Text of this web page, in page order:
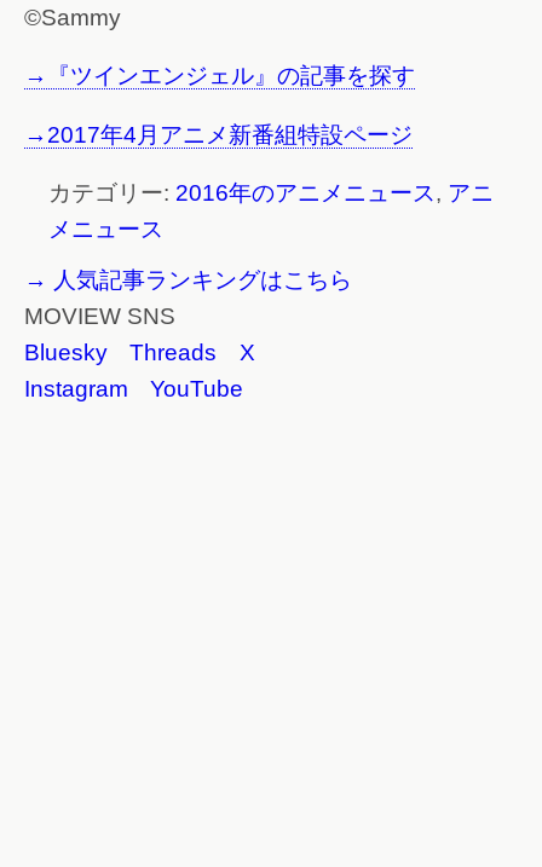
©Sammy
→『ツインエンジェル』の記事を探す
→2017年4月アニメ新番組特設ページ
カテゴリー: 2016年のアニメニュース, アニ
メニュース
→ 人気記事ランキングはこちら
MOVIEW SNS
Bluesky
Threads
X
Instagram
YouTube